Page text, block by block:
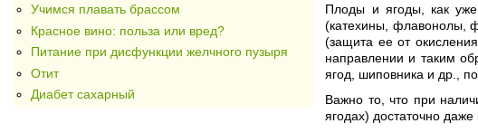
Учимся плавать брассом
Красное вино: польза или вред?
Питание при дисфункции желчного пузыря
Отит
Диабет сахарный
Плоды и ягоды, как уже
(катехины, флавонолы,
(защита ее от
направлении и таким
ягод, шиповника и др.,
Важно то, что при
ягодах) достаточно